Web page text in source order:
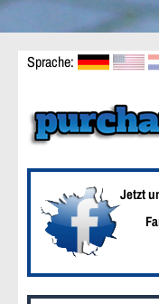
Sprache:
Jetzt